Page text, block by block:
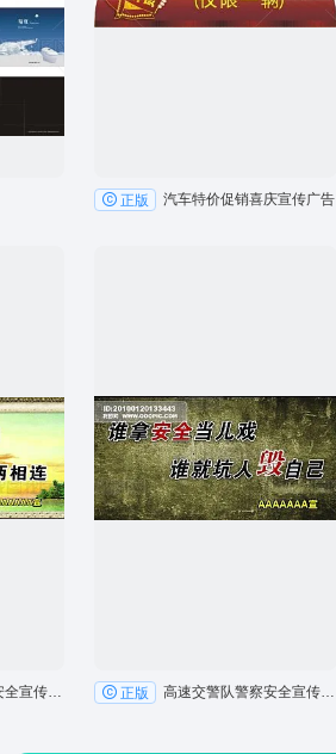
正版 汽车特价促销喜庆宣传广告
高速交警队警察安全宣传户外广告牌 正版 高速交警队警察安全宣传户外广告牌